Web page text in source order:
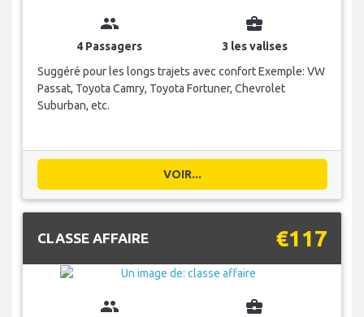
group
4 Passagers
business_center
3 les valises
Suggéré pour les longs trajets avec confort Exemple: VW
Passat, Toyota Camry, Toyota Fortuner, Chevrolet
Suburban, etc.
VOIR...
CLASSE AFFAIRE €117
group business_center